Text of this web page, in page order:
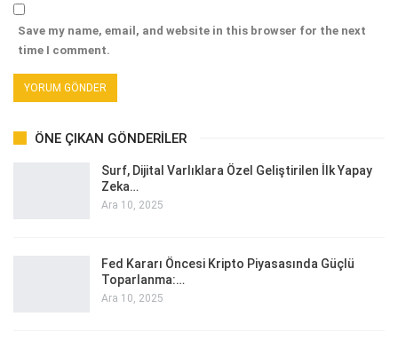
Save my name, email, and website in this browser for the next
time I comment.
ÖNE ÇIKAN GÖNDERILER
Surf, Dijital Varlıklara Özel Geliştirilen İlk Yapay
Zeka…
Ara 10, 2025
Fed Kararı Öncesi Kripto Piyasasında Güçlü
Toparlanma:…
Ara 10, 2025